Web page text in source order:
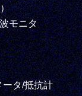
モニタ
ータ/抵抗計